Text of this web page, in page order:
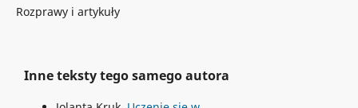
Rozprawy i artykuły
Inne teksty tego samego autora